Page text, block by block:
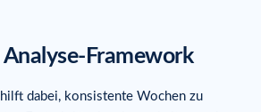
Framework
dabei, konsistente Wochen zu